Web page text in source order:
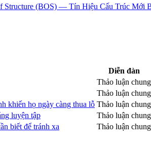
Structure (BOS) — Tín Hiệu Cấu Trúc Mới
Diễn đàn
Thảo luận chung
Thảo luận chung
khiến họ ngày càng thua lỗ Thảo luận chung
luyện tập
Thảo luận chung
biết để tránh xa
Thảo luận chung